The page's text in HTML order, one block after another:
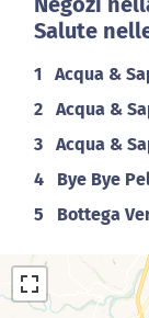
Salute
1 Acqua &
2 Acqua &
3 Acqua &
4 Bye Bye
5 Bottega